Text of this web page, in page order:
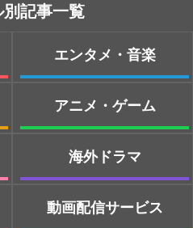
別記事一覧
エンタメ・音楽
アニメ・ゲーム
海外ドラマ
動画配信サービス